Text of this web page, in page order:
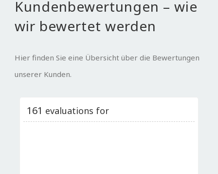
Kundenbewertungen – wie
wir bewertet werden
Hier finden Sie eine Übersicht über die Bewertungen
unserer Kunden.
161 evaluations for